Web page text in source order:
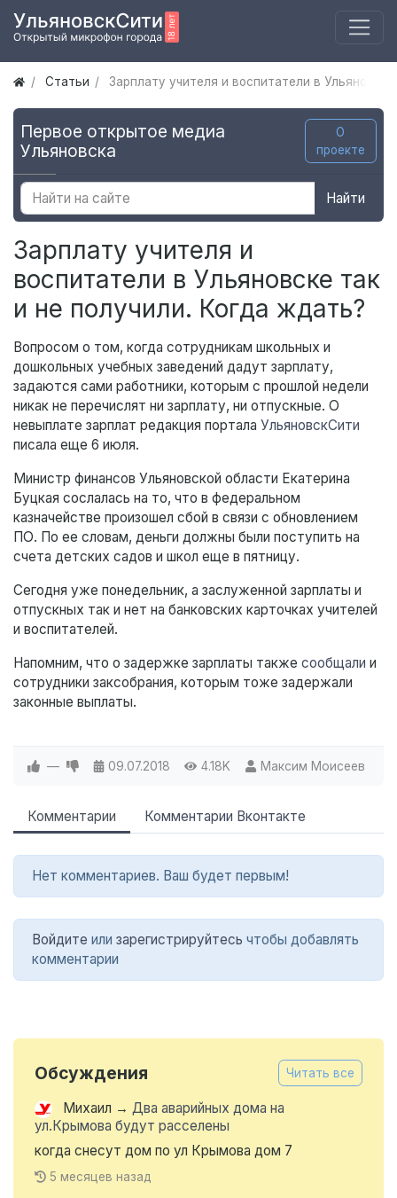
Статьи Зарплату учителя и воспитатели в
Первое открытое медиа
Ульяновска
О
проекте
Найти
Зарплату учителя и
воспитатели в Ульяновске так
и не получили. Когда ждать?
Вопросом о том, когда сотрудникам школьных и
дошкольных учебных заведений дадут зарплату,
задаются сами работники, которым с прошлой недели
никак не перечислят ни зарплату, ни отпускные. О
невыплате зарплат редакция портала УльяновскСити
писала еще 6 июля.
Министр финансов Ульяновской области Екатерина
Буцкая сослалась на то, что в федеральном
казначействе произошел сбой в связи с обновлением
ПО. По ее словам, деньги должны были поступить на
счета детских садов и школ еще в пятницу.
Сегодня уже понедельник, а заслуженной зарплаты и
отпускных так и нет на банковских карточках учителей
и воспитателей.
Напомним, что о задержке зарплаты также сообщали и
сотрудники заксобрания, которым тоже задержали
законные выплаты.
— 09.07.2018 4.18K Максим Моисеев
Комментарии Комментарии Вконтакте
Нет комментариев. Ваш будет первым!
Войдите или зарегистрируйтесь чтобы добавлять
комментарии
Обсуждения Читать все
Михаил → Два аварийных дома на
ул.Крымова будут расселены
когда снесут дом по ул Крымова дом 7
5 месяцев назад